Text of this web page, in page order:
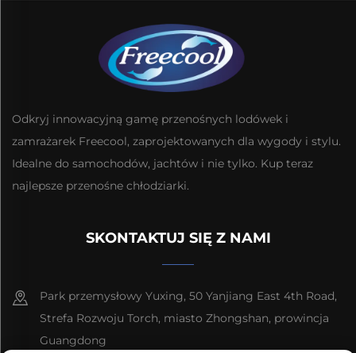
Odkryj innowacyjną gamę przenośnych lodówek i
zamrażarek Freecool, zaprojektowanych dla wygody i stylu.
Idealne do samochodów, jachtów i nie tylko. Kup teraz
najlepsze przenośne chłodziarki.
SKONTAKTUJ SIĘ Z NAMI
Park przemysłowy Yuxing, 50 Yanjiang East 4th Road,
Strefa Rozwoju Torch, miasto Zhongshan, prowincja
Guangdong